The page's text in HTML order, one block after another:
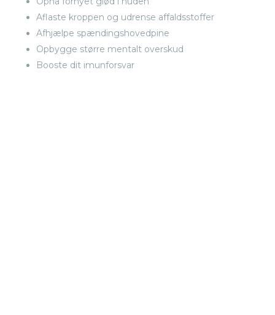
Aflaste kroppen og udrense affaldsstoffer
Afhjælpe spændingshovedpine
Opbygge større mentalt overskud
Booste dit imunforsvar